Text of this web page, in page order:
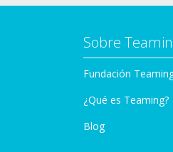
Sobre
Fundación
¿Qué es Teaming?
Blog